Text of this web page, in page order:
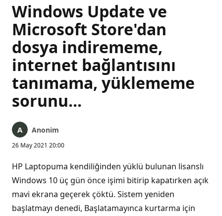
Windows Update ve
Microsoft Store'dan
dosya indirememe,
internet bağlantısını
tanımama, yüklememe
sorunu...
Anonim
26 May 2021 20:00
HP Laptopuma kendiliğinden yüklü bulunan lisanslı
Windows 10 üç gün önce işimi bitirip kapatırken açık
mavi ekrana geçerek çöktü. Sistem yeniden
başlatmayı denedi, Başlatamayınca kurtarma için